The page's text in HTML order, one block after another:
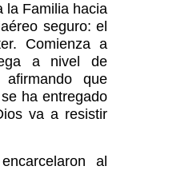
la Familia hacia
seguro: el
Co­mienza a
a nivel de
que
ha entregado
va a resistir
al